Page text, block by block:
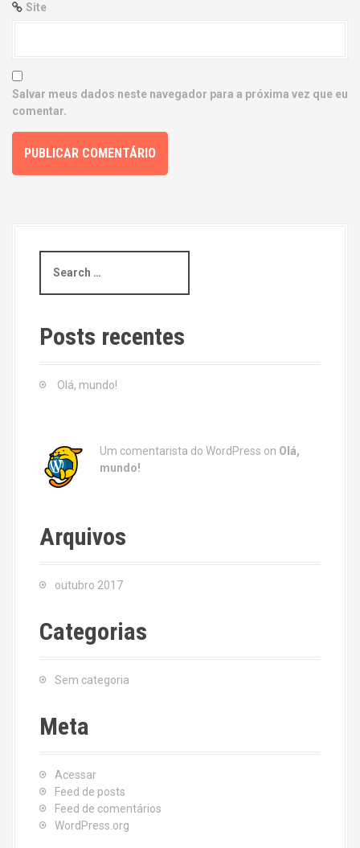
Site
Salvar meus dados neste navegador para a próxima vez que eu
comentar.
a
c
h
Posts recentes
Olá, mundo!
Um comentarista do WordPress on Olá,
mundo!
Arquivos
outubro 2017
Categorias
Sem categoria
Meta
Acessar
Feed de posts
Feed de comentários
WordPress.org